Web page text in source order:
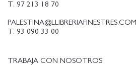
T. 97 213 18 70
PALESTINA@LLIBRERIAFINESTRES.COM
T. 93 090 33 00
TRABAJA CON NOSOTROS